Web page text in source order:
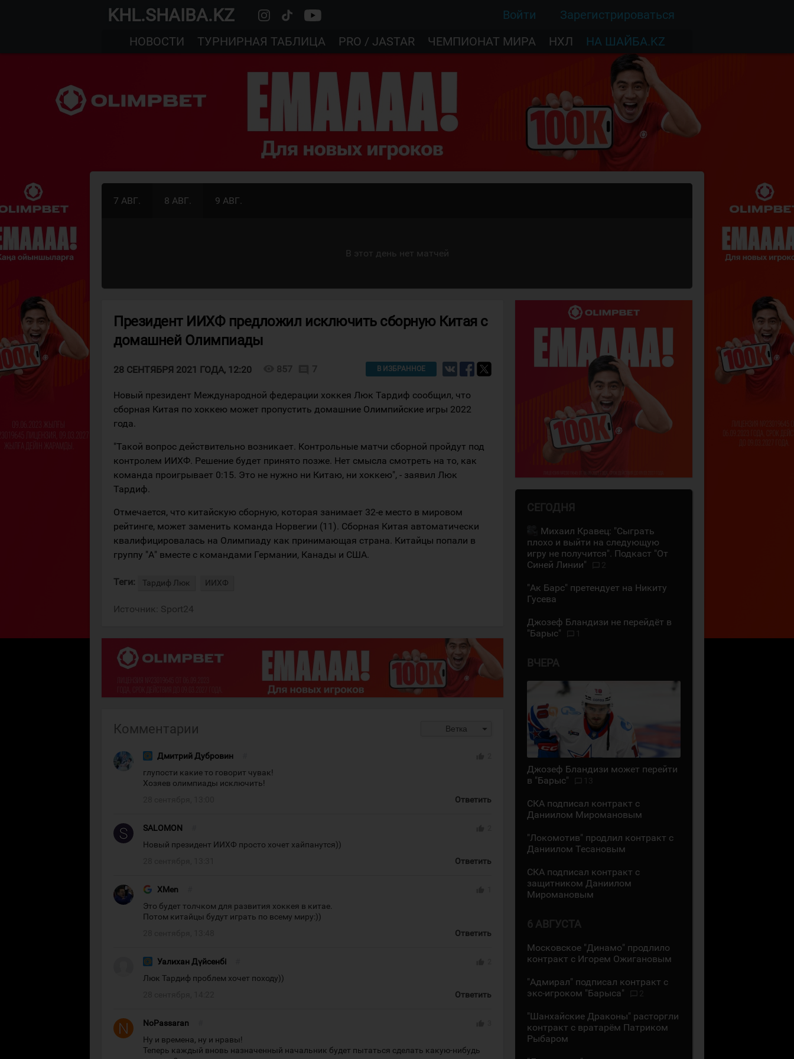
KHL.SHAIBA.KZ Войти
Зарегистрироваться
НОВОСТИ
ТУРНИРНАЯ ТАБЛИЦА PRO / JASTAR ЧЕМПИОНАТ МИРА НХЛ НА ШАЙБА.KZ
7 АВГ. 8 АВГ. 9 АВГ.
В этот день нет матчей
Президент ИИХФ предложил исключить сборную Китая с
домашней Олимпиады
28 СЕНТЯБРЯ 2021 ГОДА, 12:20 857 7 В ИЗБРАННОЕ
Новый президент Международной федерации хоккея Люк Тардиф сообщил, что
сборная Китая по хоккею может пропустить домашние Олимпийские игры 2022
года.
"Такой вопрос действительно возникает. Контрольные матчи сборной пройдут под
контролем ИИХФ. Решение будет принято позже. Нет смысла смотреть на то, как
команда проигрывает 0:15. Это не нужно ни Китаю, ни хоккею", - заявил Люк
Тардиф.
Отмечается, что китайскую сборную, которая занимает 32-е место в мировом
рейтинге, может заменить команда Норвегии (11). Сборная Китая автоматически
квалифицировалась на Олимпиаду как принимающая страна. Китайцы попали в
группу "А" вместе с командами Германии, Канады и США.
Теги: Тардиф Люк ИИХФ
Источник: Sport24
Комментарии Ветка arrow_drop_down
Дмитрий Дубровин
глупости какие то говорит чувак!
Хозяев олимпиады исключить!
Ответить
SALOMON
Новый президент ИИХФ просто хочет хайпанутся))
Ответить
XMen
Это будет толчком для развития хоккея в китае.
Потом китайцы будут играть по всему миру:))
Ответить
Уалихан Дүйсенбі
Люк Тардиф проблем хочет походу))
Ответить
NoPassaran
Ну и времена, ну и нравы!
Теперь каждый вновь назначенный начальник будет пытаться сделать какую-нибудь
СЕГОДНЯ
Михаил Кравец: "Сыграть
плохо и выйти на следующую
игру не получится". Подкаст "От
Синей Линии"
"Ак Барс" претендует на Никиту
Гусева
Джозеф Бландизи не перейдёт в
"Барыс"
ВЧЕРА
Джозеф Бландизи может перейти
в "Барыс"
13
СКА подписал контракт с
Даниилом Миромановым
"Локомотив" продлил контракт с
Даниилом Тесановым
СКА подписал контракт с
защитником Даниилом
Миромановым
6 АВГУСТА
Московское "Динамо" продлило
контракт с Игорем Ожигановым
"Адмирал" подписал контракт с
экс-игроком "Барыса"
"Шанхайские Драконы" расторгли
контракт с вратарём Патриком
Рыбаром